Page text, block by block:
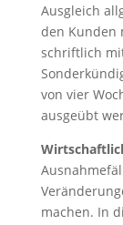
Ausgleich
den Kunden
schriftlich
von vier
ausgeübt
machen. In